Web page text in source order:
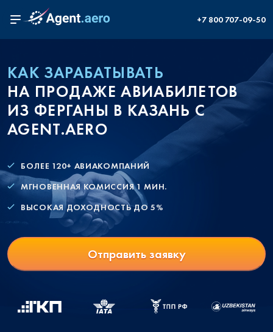
+7 800 707-09-50
КАК ЗАРАБАТЫВАТЬ
НА ПРОДАЖЕ АВИАБИЛЕТОВ
ИЗ ФЕРГАНЫ В КАЗАНЬ С
AGENT.AERO
БОЛЕЕ 120+ АВИАКОМПАНИЙ
МГНОВЕННАЯ КОМИССИЯ 1 МИН.
ВЫСОКАЯ ДОХОДНОСТЬ ДО 5%
Отправить заявку